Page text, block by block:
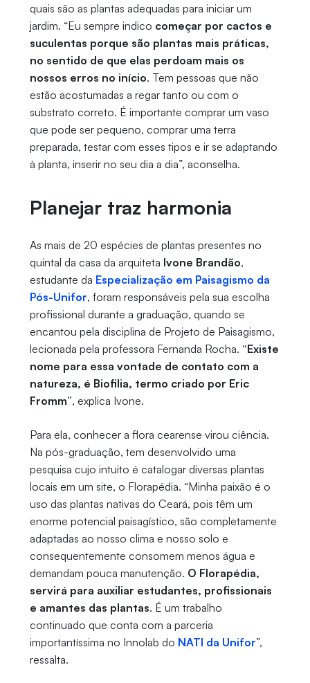
quais são as plantas adequadas para iniciar um
jardim. “Eu sempre indico começar por cactos e
suculentas porque são plantas mais práticas,
no sentido de que elas perdoam mais os
nossos erros no início. Tem pessoas que não
estão acostumadas a regar tanto ou com o
substrato correto. É importante comprar um vaso
que pode ser pequeno, comprar uma terra
preparada, testar com esses tipos e ir se adaptando
à planta, inserir no seu dia a dia”, aconselha.
Planejar traz harmonia
As mais de 20 espécies de plantas presentes no
quintal da casa da arquiteta Ivone Brandão,
estudante da Especialização em Paisagismo da
Pós-Unifor, foram responsáveis pela sua escolha
profissional durante a graduação, quando se
encantou pela disciplina de Projeto de Paisagismo,
lecionada pela professora Fernanda Rocha. “Existe
nome para essa vontade de contato com a
natureza, é Biofilia, termo criado por Eric
Fromm”, explica Ivone.
Para ela, conhecer a flora cearense virou ciência.
Na pós-graduação, tem desenvolvido uma
pesquisa cujo intuito é catalogar diversas plantas
locais em um site, o Florapédia. “Minha paixão é o
uso das plantas nativas do Ceará, pois têm um
enorme potencial paisagístico, são completamente
adaptadas ao nosso clima e nosso solo e
consequentemente consomem menos água e
demandam pouca manutenção. O Florapédia,
servirá para auxiliar estudantes, profissionais
e amantes das plantas. É um trabalho
continuado que conta com a parceria
importantíssima no Innolab do NATI da Unifor”,
ressalta.